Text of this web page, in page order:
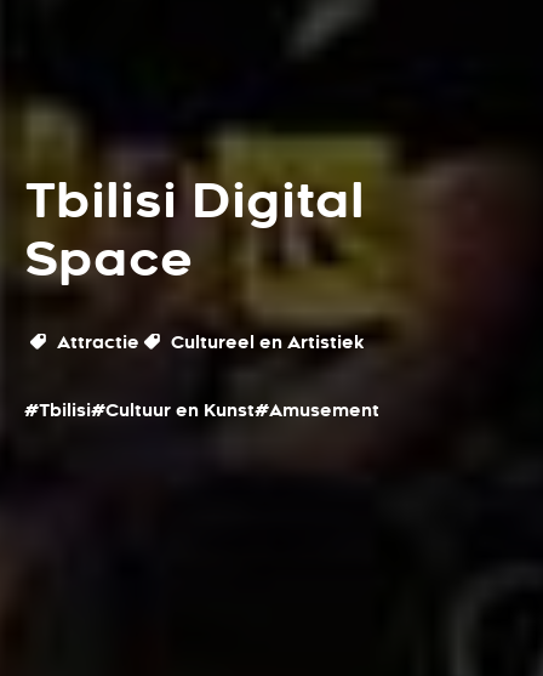
Tbilisi Digital
Space
Attractie Cultureel en Artistiek
#Tbilisi#Cultuur en Kunst#Amusement